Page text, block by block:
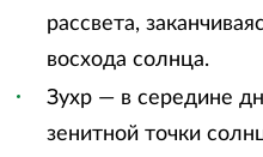
рассвета,
восхода солнца.
Зухр — в середине
зенитной точки